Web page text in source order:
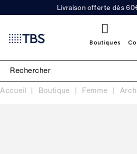
Livraison offerte dès
Boutiques
Accueil Boutique Femme